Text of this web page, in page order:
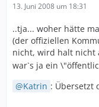
13. Juni 2008 um 18:31
..tja... woher hätte
(der offiziellen
nicht, wird halt nicht
war`s ja ein
Katrin : Übersetzt